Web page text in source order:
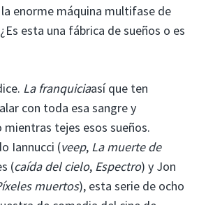
enorme máquina multifase de
esta una fábrica de sueños o es
La franquiciaasí que ten
con toda esa sangre y
mientras tejes esos sueños.
Iannucci (veep, La muerte de
(caída del cielo, Espectro) y Jon
muertos), esta serie de ocho